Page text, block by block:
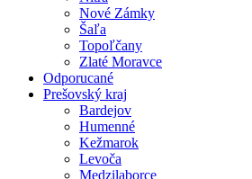
Nové Zámky
Šaľa
Topoľčany
Zlaté Moravce
Odporucané
Prešovský kraj
Bardejov
Humenné
Kežmarok
Levoča
Medzilaborce